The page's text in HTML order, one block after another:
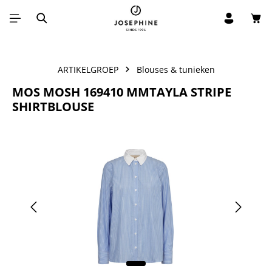
Ga naar de hoofdinhoud
ARTIKELGROEP Blouses & tunieken
MOS MOSH 169410 MMTAYLA STRIPE
SHIRTBLOUSE